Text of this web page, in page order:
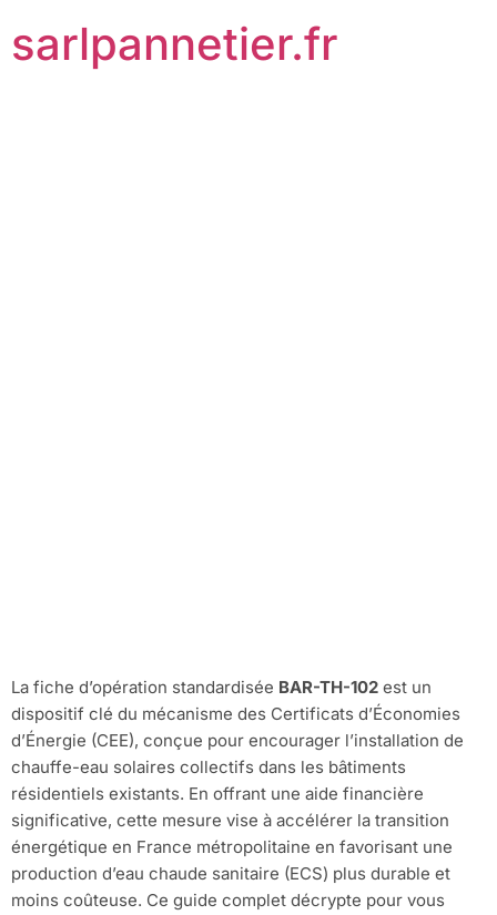
sarlpannetier.fr
La fiche d’opération standardisée BAR-TH-102 est un
dispositif clé du mécanisme des Certificats d’Économies
d’Énergie (CEE), conçue pour encourager l’installation de
chauffe-eau solaires collectifs dans les bâtiments
résidentiels existants. En offrant une aide financière
significative, cette mesure vise à accélérer la transition
énergétique en France métropolitaine en favorisant une
production d’eau chaude sanitaire (ECS) plus durable et
moins coûteuse. Ce guide complet décrypte pour vous